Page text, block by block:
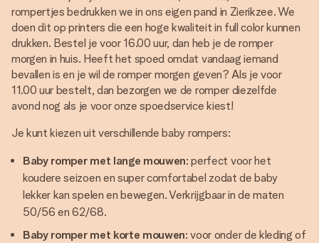
rompertjes bedrukken we in ons eigen pand in Zierikzee. We
doen dit op printers die een hoge kwaliteit in full color kunnen
drukken. Bestel je voor 16.00 uur, dan heb je de romper
morgen in huis. Heeft het spoed omdat vandaag iemand
bevallen is en je wil de romper morgen geven? Als je voor
11.00 uur bestelt, dan bezorgen we de romper diezelfde
avond nog als je voor onze spoedservice kiest!
Je kunt kiezen uit verschillende baby rompers:
Baby romper met lange mouwen: perfect voor het
koudere seizoen en super comfortabel zodat de baby
lekker kan spelen en bewegen. Verkrijgbaar in de maten
50/56 en 62/68.
Baby romper met korte mouwen: voor onder de kleding of